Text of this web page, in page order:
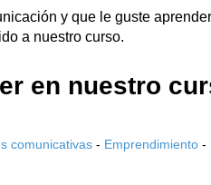
las técnicas y herramientas
quien te dirijas.
saber adaptar los
reforzaremos aquellos
y, por último, nos
cómo presentamos todo